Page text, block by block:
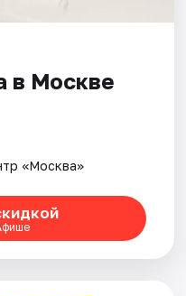
в Москве
«Москва»